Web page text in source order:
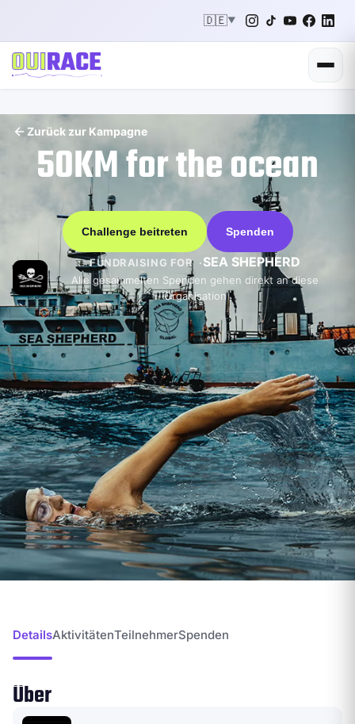
🇩🇪▼
Zurück zur Kampagne
50KM for the ocean
Challenge beitreten Spenden
FUNDRAISING FOR SEA SHEPHERD
Alle gesammelten Spenden gehen direkt an diese
Organisation
DetailsAktivitätenTeilnehmerSpenden
Über